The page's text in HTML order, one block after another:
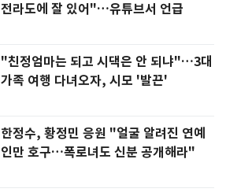
전라도에 잘 있어"…유튜브서 언급
"친정엄마는 되고 시댁은 안 되냐"…3대
가족 여행 다녀오자, 시모 '발끈'
한정수, 황정민 응원 "얼굴 알려진 연예
인만 호구…폭로녀도 신분 공개해라"